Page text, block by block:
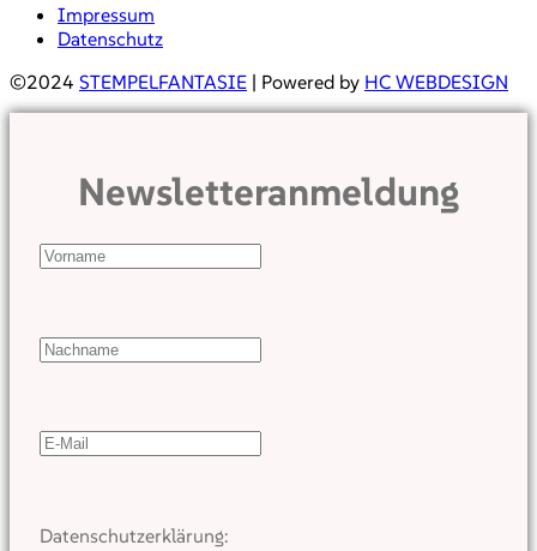
Impressum
Datenschutz
©2024 STEMPELFANTASIE | Powered by HC WEBDESIGN
Newsletteranmeldung
Datenschutzerklärung: